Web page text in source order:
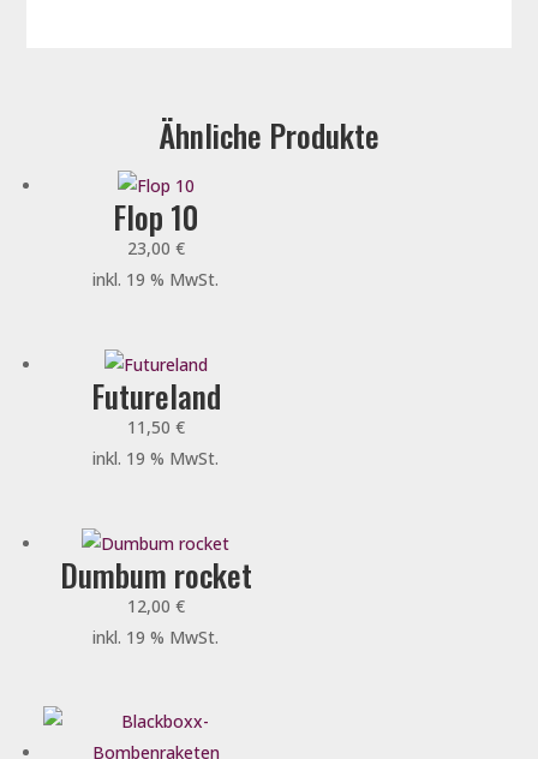
Ähnliche Produkte
Flop 10
23,00 €
inkl. 19 % MwSt.
Futureland
11,50 €
inkl. 19 % MwSt.
Dumbum rocket
12,00 €
inkl. 19 % MwSt.